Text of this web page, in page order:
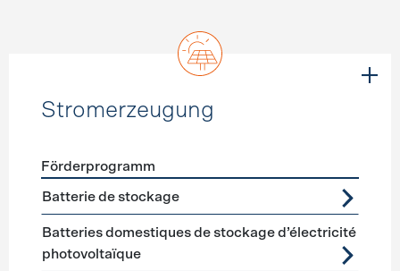
Stromerzeugung
Förderprogramme
Förderprogramm
Batterie de stockage
Batteries domestiques de stockage d’électricité
photovoltaïque